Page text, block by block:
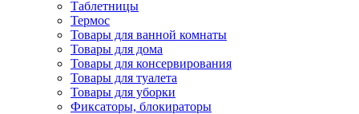
Таблетницы
Термос
Товары для ванной комнаты
Товары для дома
Товары для консервирования
Товары для туалета
Товары для уборки
Фиксаторы, блокираторы